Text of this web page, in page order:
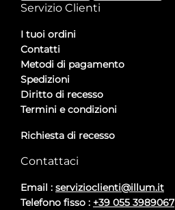
Servizio Clienti
I tuoi ordini
Contatti
Metodi di pagamento
Spedizioni
Diritto di recesso
Termini e condizioni
Richiesta di recesso
Contattaci
Email : servizioclienti@illum.it
Telefono fisso : +39 055 3989067